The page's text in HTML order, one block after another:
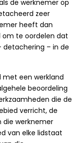
de werknemer op
zeer
heeft dan
te oordelen dat
detachering – in de
met een werkland
beoordeling
die de
verricht, de
die werknemer
van elke lidstaat